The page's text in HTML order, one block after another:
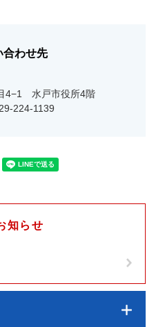
合わせ先
4−1 水戸市役所4階
224-1139
知らせ